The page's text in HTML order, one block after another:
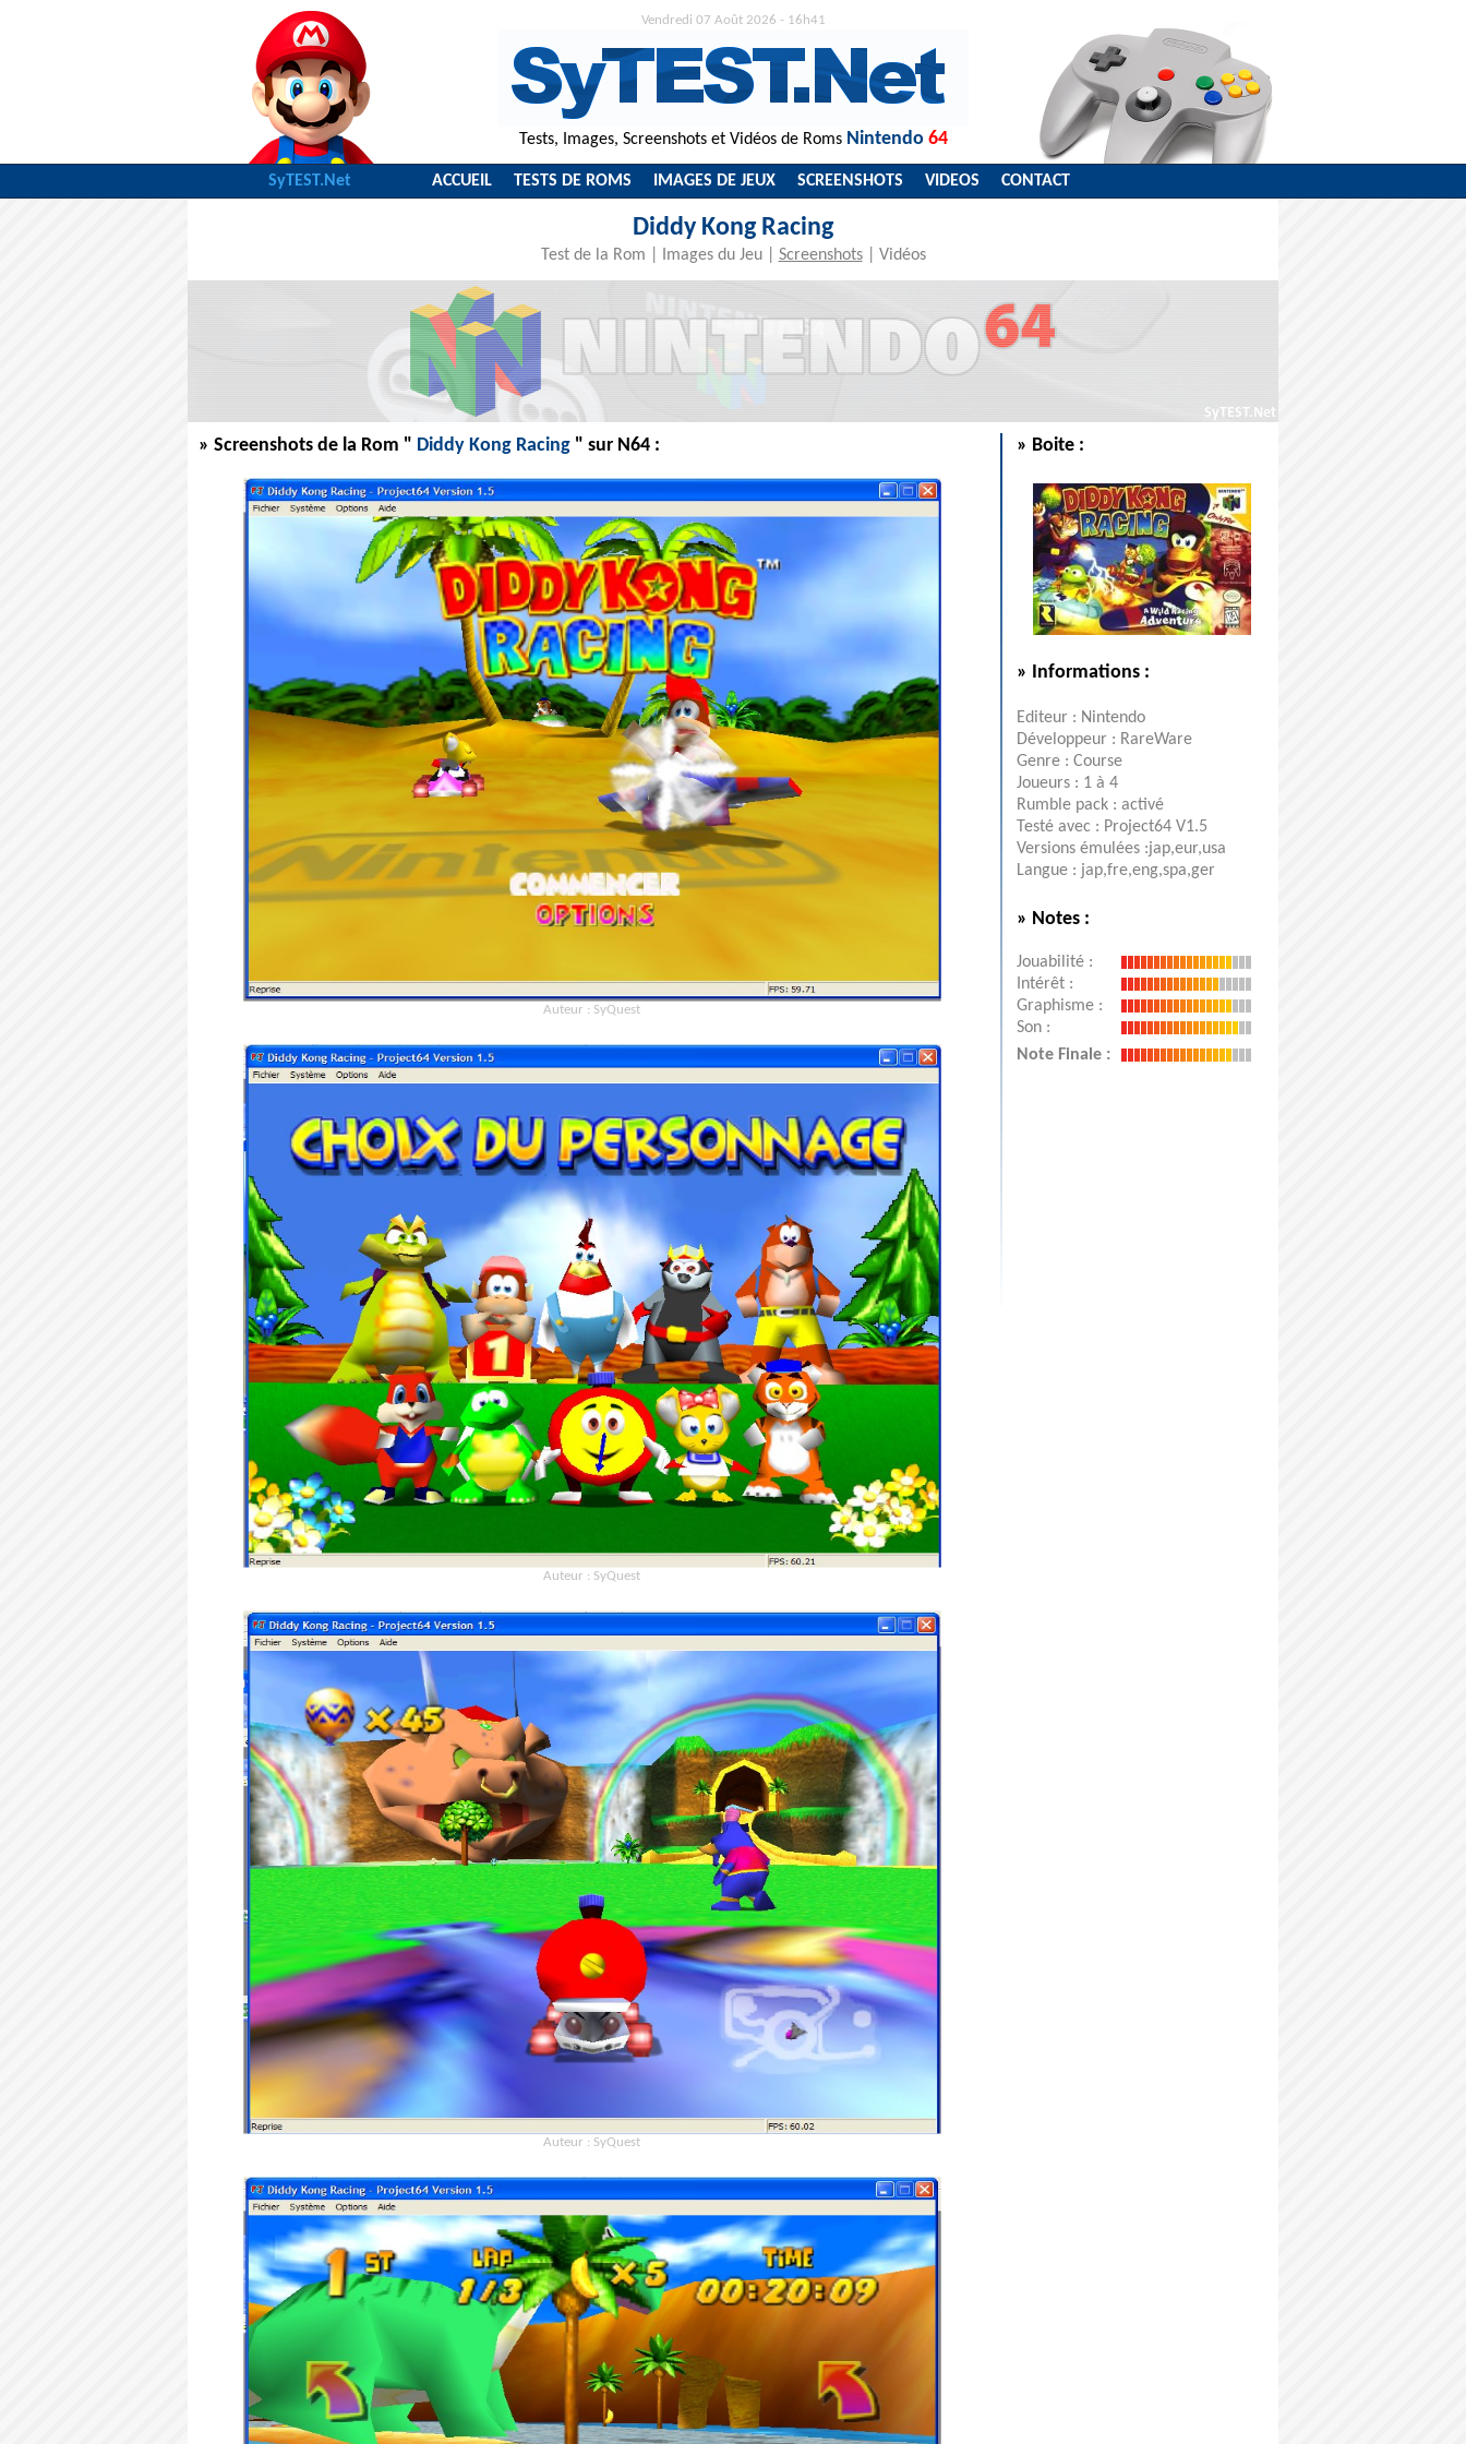
Vendredi 07 Août 2026 - 16h41
Tests, Images, Screenshots et Vidéos de Roms Nintendo 64
SyTEST.Net ACCUEIL TESTS DE ROMS IMAGES DE JEUX SCREENSHOTS VIDEOS CONTACT
Diddy Kong Racing
Test de la Rom Images du Jeu| Screenshots| Vidéos
» Screenshots de la Rom " Diddy Kong Racing " sur N64 :
Auteur : SyQuest
Auteur : SyQuest
Auteur : SyQuest
» Boite :
» Informations :
Editeur : Nintendo
Développeur : RareWare
Genre : Course
Joueurs : 1 à 4
Rumble pack : activé
Testé avec : Project64 V1.5
Versions émulées :jap,eur,usa
Langue : jap,fre,eng,spa,ger
» Notes :
Jouabilité :
Intérêt :
Graphisme :
Son :
Note Finale :